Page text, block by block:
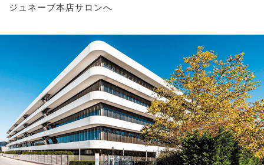
ジュネーブ本店サロンへ